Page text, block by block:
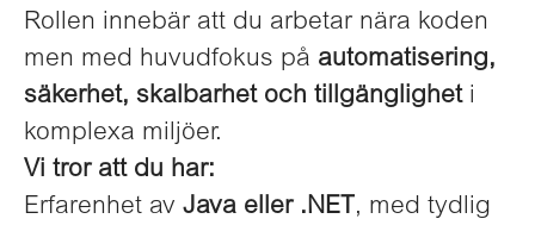
Rollen innebär att du arbetar nära koden
men med huvudfokus på automatisering,
säkerhet, skalbarhet och tillgängligheti
komplexa miljöer.
Vi tror att du har:
Erfarenhet av Java eller .NET , med tydlig